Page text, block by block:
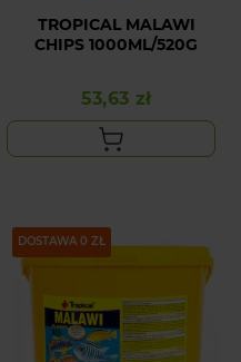
TROPICAL MALAWI
CHIPS 1000ML/520G
Cena
53,63 zł
DOSTAWA 0 ZŁ